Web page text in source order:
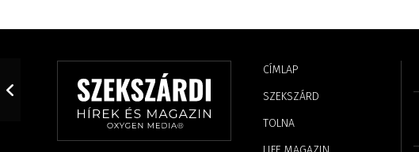
CÍMLAP
SZEKSZÁRD
TOLNA